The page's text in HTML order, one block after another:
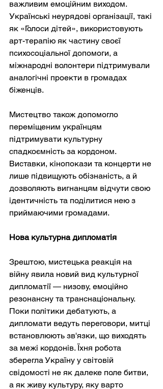
важливим емоційним виходом.
Українські неурядові організації, такі
як «Голоси дітей», використовують
арт-терапію як частину своєї
психосоціальної допомоги, а
міжнародні волонтери підтримували
аналогічні проекти в громадах
біженців.
Мистецтво також допомогло
переміщеним українцям
підтримувати культурну
спадкоємність за кордоном.
Виставки, кінопокази та концерти не
лише підвищують обізнаність, а й
дозволяють вигнанцям відчути свою
ідентичність та поділитися нею з
приймаючими громадами.
Нова культурна дипломатія
Зрештою, мистецька реакція на
війну явила новий вид культурної
дипломатії — низову, емоційно
резонансну та транснаціональну.
Поки політики дебатують, а
дипломати ведуть переговори, митці
встановлюють зв'язки, що виходять
за межі кордонів. Їхня робота
зберегла Україну у світовій
свідомості не як далеке поле битви,
а як живу культуру, яку варто